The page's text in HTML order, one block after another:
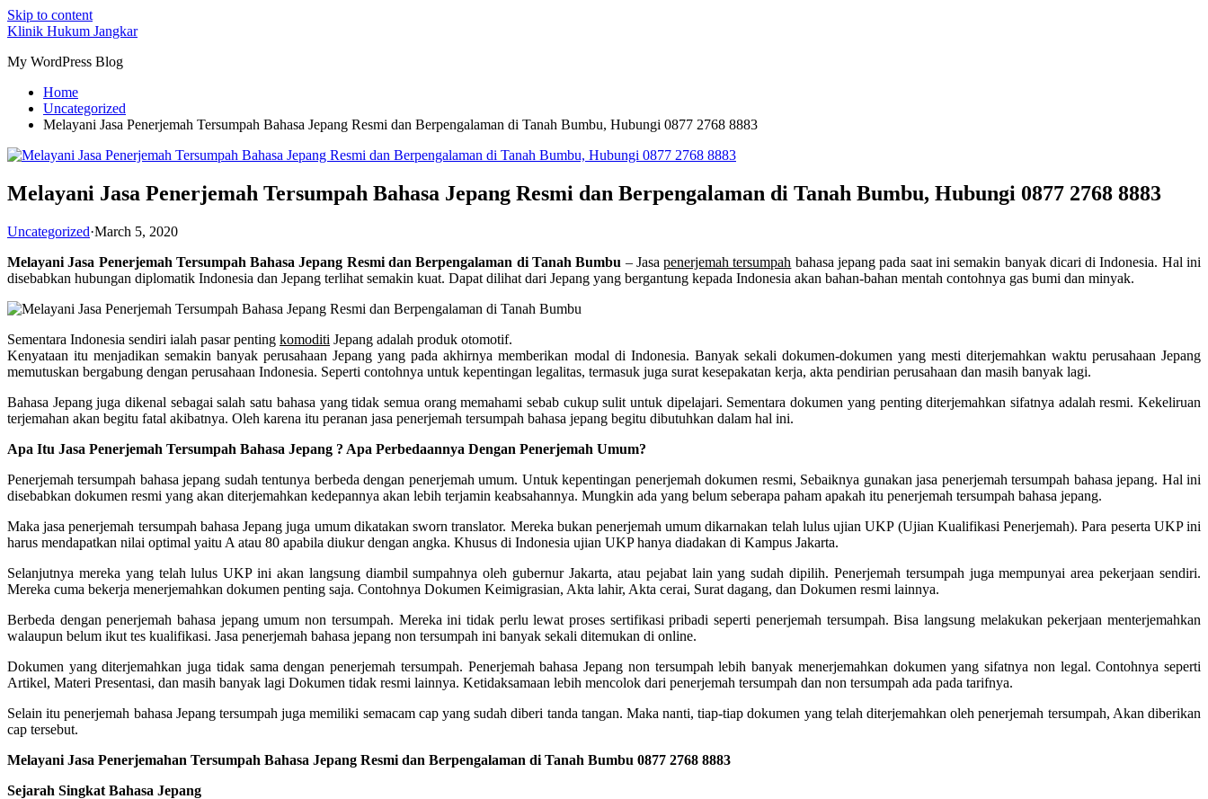
Skip to content
Klinik Hukum Jangkar
My WordPress Blog
Home
Uncategorized
Melayani Jasa Penerjemah Tersumpah Bahasa Jepang Resmi dan Berpengalaman di Tanah Bumbu, Hubungi 0877 2768 8883
Melayani Jasa Penerjemah Tersumpah Bahasa Jepang Resmi dan Berpengalaman di Tanah Bumbu, Hubungi 0877 2768 8883
Uncategorized·March 5, 2020
Melayani Jasa Penerjemah Tersumpah Bahasa Jepang Resmi dan Berpengalaman di Tanah Bumbu – Jasapenerjemah tersumpah bahasa jepang pada saat ini semakin banyak dicari di Indonesia. Hal ini
disebabkan hubungan diplomatik Indonesia dan Jepang terlihat semakin kuat. Dapat dilihat dari Jepang yang bergantung kepada Indonesia akan bahan-bahan mentah contohnya gas bumi dan minyak.
Sementara Indonesia sendiri ialah pasar penting komoditi Jepang adalah produk otomotif.
Kenyataan itu menjadikan semakin banyak perusahaan Jepang yang pada akhirnya memberikan modal di Indonesia. Banyak sekali dokumen-dokumen yang mesti diterjemahkan waktu perusahaan Jepang
memutuskan bergabung dengan perusahaan Indonesia. Seperti contohnya untuk kepentingan legalitas, termasuk juga surat kesepakatan kerja, akta pendirian perusahaan dan masih banyak lagi.
Bahasa Jepang juga dikenal sebagai salah satu bahasa yang tidak semua orang memahami sebab cukup sulit untuk dipelajari. Sementara dokumen yang penting diterjemahkan sifatnya adalah resmi. Kekeliruan
terjemahan akan begitu fatal akibatnya. Oleh karena itu peranan jasa penerjemah tersumpah bahasa jepang begitu dibutuhkan dalam hal ini.
Apa Itu Jasa Penerjemah Tersumpah Bahasa Jepang ? Apa Perbedaannya Dengan Penerjemah Umum?
Penerjemah tersumpah bahasa jepang sudah tentunya berbeda dengan penerjemah umum. Untuk kepentingan penerjemah dokumen resmi, Sebaiknya gunakan jasa penerjemah tersumpah bahasa jepang. Hal ini
disebabkan dokumen resmi yang akan diterjemahkan kedepannya akan lebih terjamin keabsahannya. Mungkin ada yang belum seberapa paham apakah itu penerjemah tersumpah bahasa jepang.
Maka jasa penerjemah tersumpah bahasa Jepang juga umum dikatakan sworn translator. Mereka bukan penerjemah umum dikarnakan telah lulus ujian UKP (Ujian Kualifikasi Penerjemah). Para peserta UKP ini
harus mendapatkan nilai optimal yaitu A atau 80 apabila diukur dengan angka. Khusus di Indonesia ujian UKP hanya diadakan di Kampus Jakarta.
Selanjutnya mereka yang telah lulus UKP ini akan langsung diambil sumpahnya oleh gubernur Jakarta, atau pejabat lain yang sudah dipilih. Penerjemah tersumpah juga mempunyai area pekerjaan sendiri.
Mereka cuma bekerja menerjemahkan dokumen penting saja. Contohnya Dokumen Keimigrasian, Akta lahir, Akta cerai, Surat dagang, dan Dokumen resmi lainnya.
Berbeda dengan penerjemah bahasa jepang umum non tersumpah. Mereka ini tidak perlu lewat proses sertifikasi pribadi seperti penerjemah tersumpah. Bisa langsung melakukan pekerjaan menterjemahkan
walaupun belum ikut tes kualifikasi. Jasa penerjemah bahasa jepang non tersumpah ini banyak sekali ditemukan di online.
Dokumen yang diterjemahkan juga tidak sama dengan penerjemah tersumpah. Penerjemah bahasa Jepang non tersumpah lebih banyak menerjemahkan dokumen yang sifatnya non legal. Contohnya seperti
Artikel, Materi Presentasi, dan masih banyak lagi Dokumen tidak resmi lainnya. Ketidaksamaan lebih mencolok dari penerjemah tersumpah dan non tersumpah ada pada tarifnya.
Selain itu penerjemah bahasa Jepang tersumpah juga memiliki semacam cap yang sudah diberi tanda tangan. Maka nanti, tiap-tiap dokumen yang telah diterjemahkan oleh penerjemah tersumpah, Akan diberikan
cap tersebut.
Melayani Jasa Penerjemahan Tersumpah Bahasa Jepang Resmi dan Berpengalaman di Tanah Bumbu 0877 2768 8883
Sejarah Singkat Bahasa Jepang